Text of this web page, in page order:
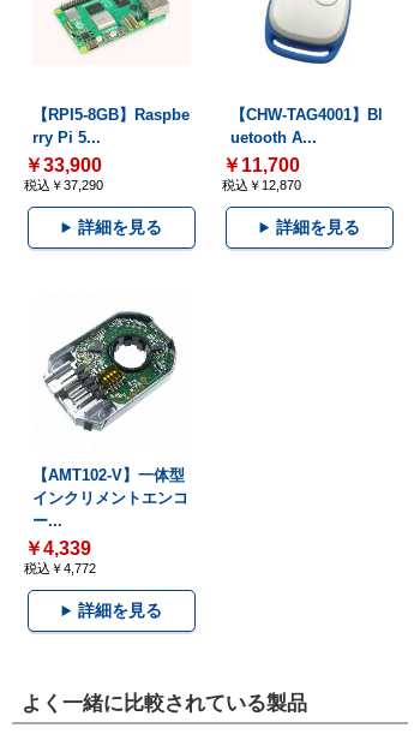
【RPI5-8GB】Raspbe
rry Pi 5...
￥33,900
税込￥37,290
詳細を見る
【CHW-TAG4001】Bl
uetooth A...
￥11,700
税込￥12,870
詳細を見る
【AMT102-V】一体型
インクリメントエンコ
ー...
￥4,339
税込￥4,772
詳細を見る
よく一緒に比較されている製品